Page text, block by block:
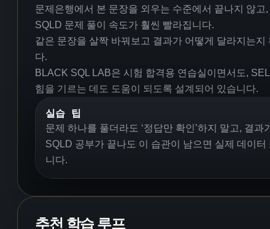
문제은행에서 본 문장을 외우는 수준에서 끝나지 않
SQLD 문제 풀이 속도가 훨씬 빨라집니다.
같은 문장을 살짝 바꿔보고 결과가 어떻게 달라지는
다.
BLACK SQL LAB은 시험 합격용 연습실이면서도,
힘을 기르는 데도 도움이 되도록 설계되어 있습니다.
실습 팁
문제 하나를 풀더라도 ‘정답만 확인’하지 말고, 결
SQLD 공부가 끝나도 이 습관이 남으면 실제 데이
니다.
추천 학습 루프